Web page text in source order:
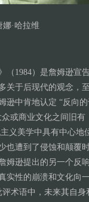
·哈拉维
（1984）是詹姆逊宣
关于后现代的观念，
逊中肯地认定 “反向
或商业文化之间旧
义美学中具有中心
也遭到了侵蚀和颠覆
姆逊提出的另一个反
实性的崩溃和文化向
评术语中，未来其自